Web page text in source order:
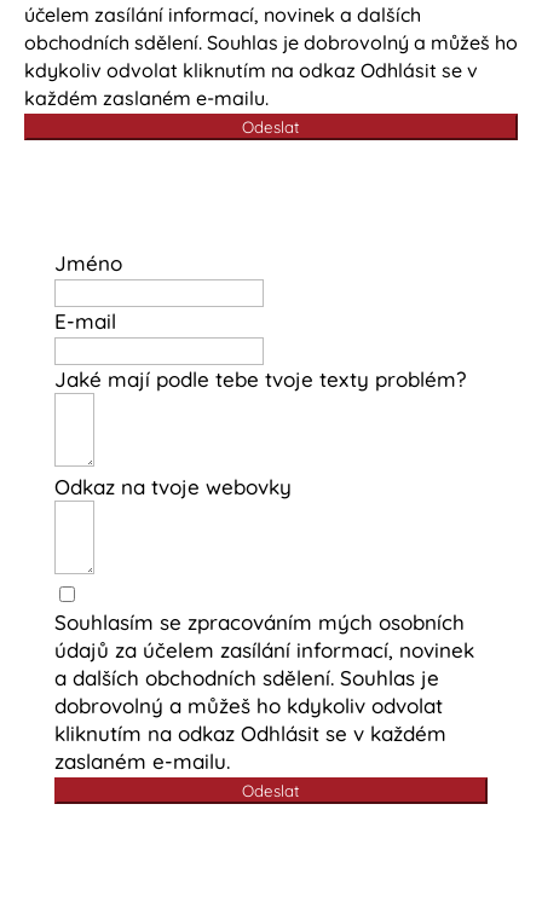
účelem zasílání informací, novinek a dalších
obchodních sdělení. Souhlas je dobrovolný a můžeš ho
kdykoliv odvolat kliknutím na odkaz Odhlásit se v
každém zaslaném e-mailu.
Odeslat
Jméno
E-mail
Jaké mají podle tebe tvoje texty problém?
Odkaz na tvoje webovky
Souhlasím se zpracováním mých osobních
údajů za účelem zasílání informací, novinek
a dalších obchodních sdělení. Souhlas je
dobrovolný a můžeš ho kdykoliv odvolat
kliknutím na odkaz Odhlásit se v každém
zaslaném e-mailu.
Odeslat